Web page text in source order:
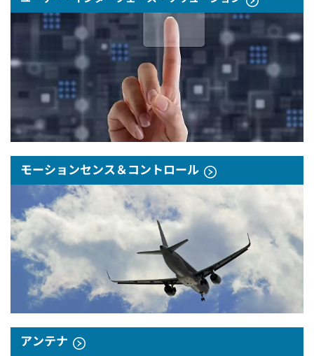
モーションセンス＆コントロール
アンテナ